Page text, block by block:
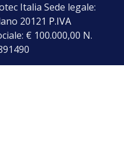
Italia Sede legale:
20121 P.IVA
€ 100.000,00 N.